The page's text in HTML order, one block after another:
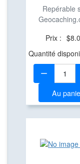
Repérable
Prix :
Quantité
Quantité:
Au